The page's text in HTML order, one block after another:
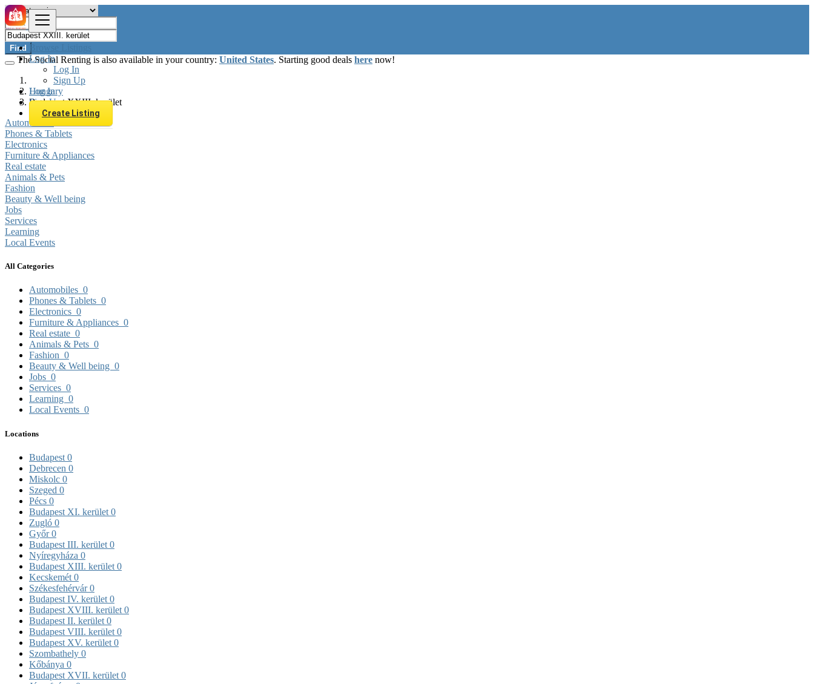
Browse Listings
Log In
Log In
Sign Up
Log In
Sign Up
Create Listing
Find
The Social Renting is also available in your country: United States. Starting good deals here now!
Hungary
Budapest XXIII. kerület
Automobiles
Phones & Tablets
Electronics
Furniture & Appliances
Real estate
Animals & Pets
Fashion
Beauty & Well being
Jobs
Services
Learning
Local Events
All Categories
Automobiles 0
Phones & Tablets 0
Electronics 0
Furniture & Appliances 0
Real estate 0
Animals & Pets 0
Fashion 0
Beauty & Well being 0
Jobs 0
Services 0
Learning 0
Local Events 0
Locations
Budapest 0
Debrecen 0
Miskolc 0
Szeged 0
Pécs 0
Budapest XI. kerület 0
Zugló 0
Győr0
Budapest III. kerület 0
Nyíregyháza 0
Budapest XIII. kerület 0
Kecskemét 0
Székesfehérvár0
Budapest IV. kerület 0
Budapest XVIII. kerület 0
Budapest II. kerület 0
Budapest VIII. kerület 0
Budapest XV. kerület 0
Szombathely 0
Kőbánya 0
Budapest XVII. kerület 0